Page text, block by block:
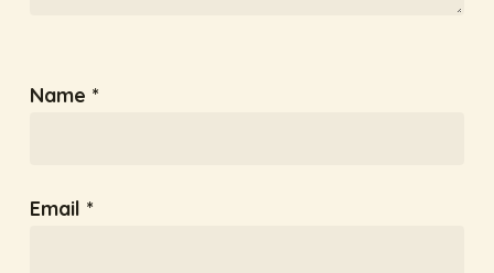
Name *
Email *